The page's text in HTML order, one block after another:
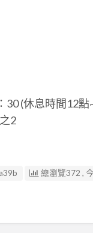
30 (休息時間12點
2
總瀏覽372 ,